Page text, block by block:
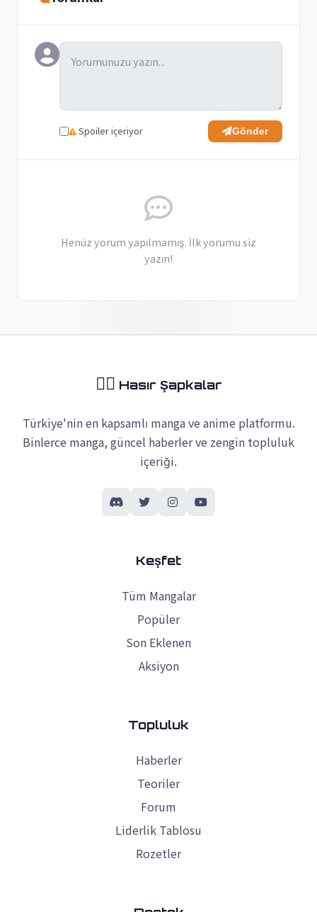
Spoiler içeriyor Gönder
Henüz yorum yapılmamış. İlk yorumu siz
yazın!
🏴‍☠️ Hasır Şapkalar
Türkiye'nin en kapsamlı manga ve anime platformu.
Binlerce manga, güncel haberler ve zengin topluluk
içeriği.
Keşfet
Tüm Mangalar
Popüler
Son Eklenen
Aksiyon
Topluluk
Haberler
Teoriler
Forum
Liderlik Tablosu
Rozetler